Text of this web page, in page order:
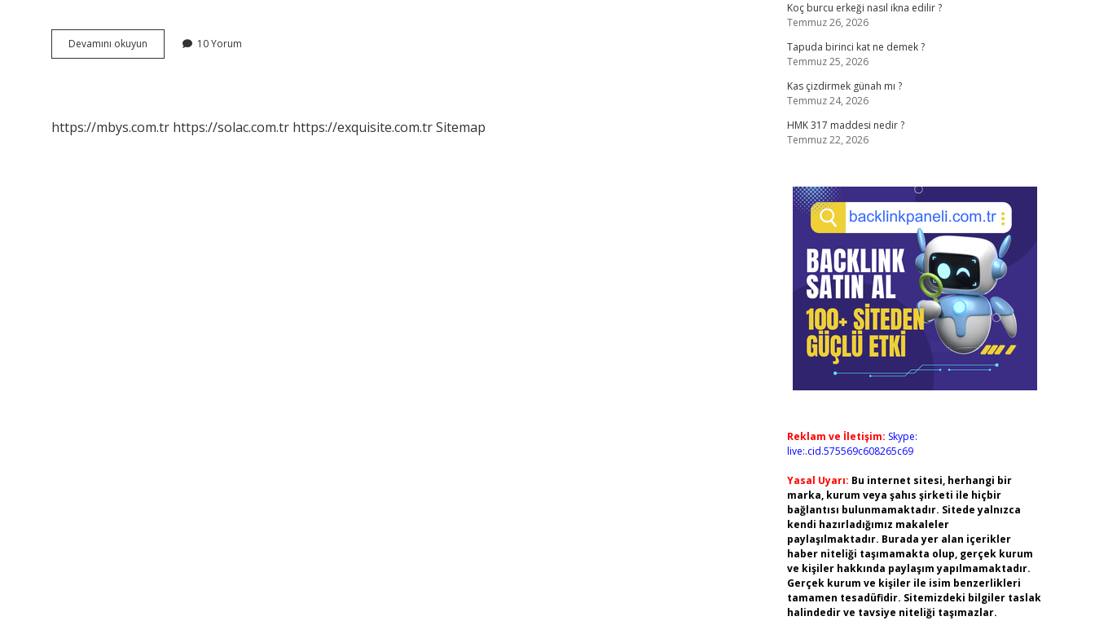
Devamını okuyun
Akrilik
10 Yorum
https://mbys.com.tr https://solac.com.tr https://exquisite.com.trSitemap
Koç burcu erkeği nasıl ikna edilir ?
Temmuz 26, 2026
Tapuda birinci kat ne demek ?
Temmuz 25, 2026
Kas çizdirmek günah mı ?
Temmuz 24, 2026
HMK 317 maddesi nedir ?
Temmuz 22, 2026
Reklam ve İletişim: Skype:
live:.cid.575569c608265c69
Yasal Uyarı: Bu internet sitesi, herhangi bir
marka, kurum veya şahıs şirketi ile hiçbir
bağlantısı bulunmamaktadır. Sitede yalnızca
kendi hazırladığımız makaleler
paylaşılmaktadır. Burada yer alan içerikler
haber niteliği taşımamakta olup, gerçek kurum
ve kişiler hakkında paylaşım yapılmamaktadır.
Gerçek kurum ve kişiler ile isim benzerlikleri
tamamen tesadüfidir. Sitemizdeki bilgiler taslak
halindedir ve tavsiye niteliği taşımazlar.